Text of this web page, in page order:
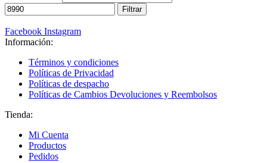
Filtrar
Facebook Instagram
Información:
Términos y condiciones
Políticas de Privacidad
Políticas de despacho
Políticas de Cambios Devoluciones y Reembolsos
Tienda:
Mi Cuenta
Productos
Pedidos